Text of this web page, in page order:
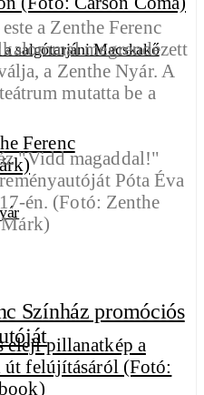
salgótarjáni Macskakő
a Zenthe Ferenc
megrendezett
a Zenthe Nyár. A
mutatta be a
Színház promóciós